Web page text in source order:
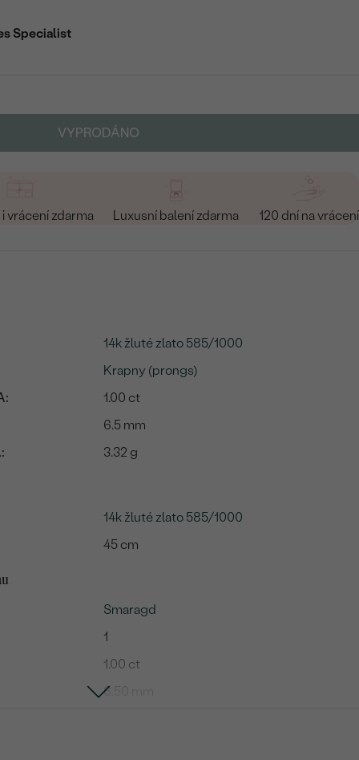
Specialist
VYPRODÁNO
vrácení zdarma Luxusní balení zdarma 120 dní na vrácení
14k žluté zlato 585/1000
Krapny (prongs)
1.00 ct
6.5 mm
3.32 g
14k žluté zlato 585/1000
45 cm
Smaragd
1
1.00 ct
6.50 mm